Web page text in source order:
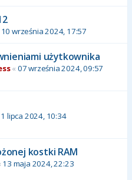
10 września 2024, 17:57
użytkownika
« 07 września 2024, 09:57
lipca 2024, 10:34
kostki RAM
13 maja 2024, 22:23